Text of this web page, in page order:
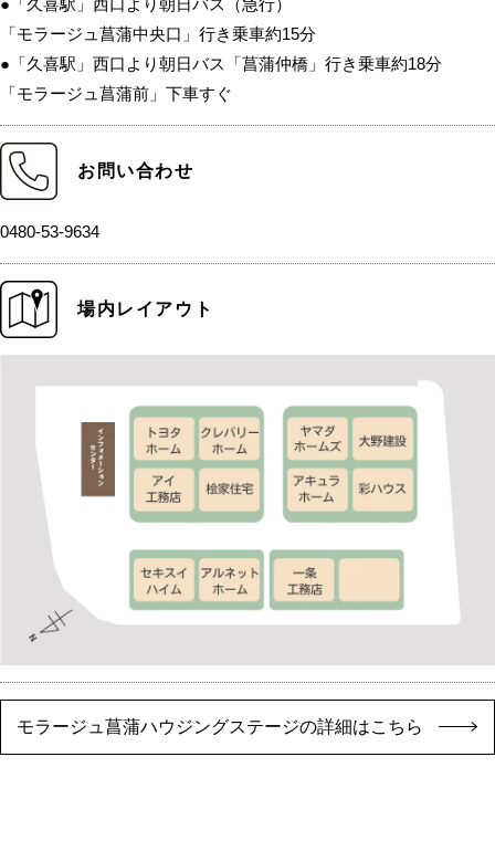
●「久喜駅」西口より朝日バス（急行）
「モラージュ菖蒲中央口」行き乗車約15分
●「久喜駅」西口より朝日バス「菖蒲仲橋」行き乗車約18分
「モラージュ菖蒲前」下車すぐ
お問い合わせ
0480-53-9634
場内レイアウト
モラージュ菖蒲ハウジングステージの詳細はこちら